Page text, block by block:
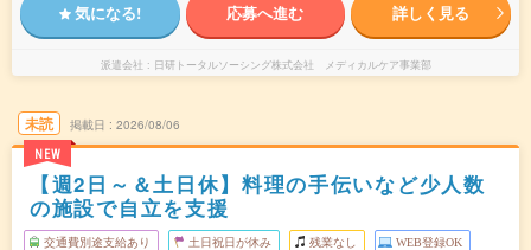
気になる! 応募へ進む 詳しく見る
派遣会社 日研トータルソーシング株式会社 メディカルケア事業部
未読
NEW
掲載日 2026/08/06
【週2日～＆土日休】料理の手伝いなど少人数
の施設で自立を支援
交通費別途支給あり 土日祝日が休み 残業なし WEB登録OK